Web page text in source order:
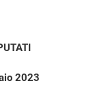
2023